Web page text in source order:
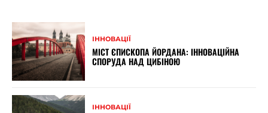
ІННОВАЦІЇ
МІСТ ЄПИСКОПА ЙОРДАНА: ІННОВАЦІЙНА
СПОРУДА НАД ЦИБІНОЮ
ІННОВАЦІЇ